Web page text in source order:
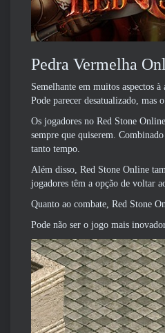
Pedra Vermelha
Semelhante em muitos aspectos
Pode parecer desatualizado, mas
Os jogadores no Red Stone
sempre que quiserem.
tanto tempo.
Além disso, Red Stone Online
jogadores têm a opção de voltar
Quanto ao combate, Red Stone
Pode não ser o jogo mais